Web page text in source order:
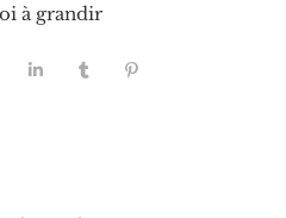
à grandir